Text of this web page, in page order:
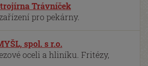
Trávníček
pro pekárny.
spol. s r.o.
oceli a hliníku. Fritézy,